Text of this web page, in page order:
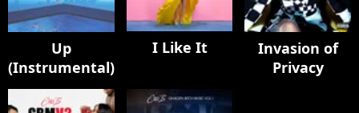
Up
(Instrumental)
I Like It
Invasion of
Privacy